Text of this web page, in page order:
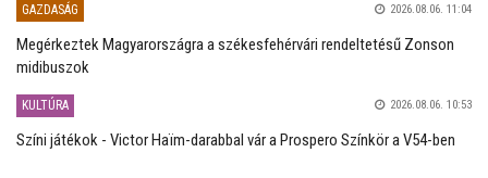
GAZDASÁG 2026.08.06. 11:04
Megérkeztek Magyarországra a székesfehérvári rendeltetésű Zonson
midibuszok
KULTÚRA 2026.08.06. 10:53
Színi játékok - Victor Haïm-darabbal vár a Prospero Színkör a V54-ben